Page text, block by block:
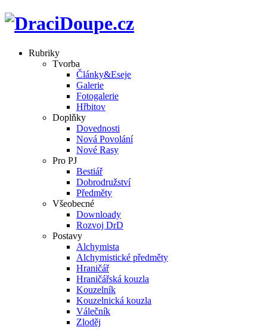
Rubriky
Tvorba
Články&Eseje
Galerie
Fotogalerie
Hřbitov
Doplňky
Dovednosti
Nová Povolání
Nové Rasy
Pro PJ
Bestiář
Dobrodružství
Předměty
Všeobecné
Downloady
Rozvoj DrD
Postavy
Alchymista
Alchymistické předměty
Hraničář
Hraničářská kouzla
Kouzelník
Kouzelnická kouzla
Válečník
Zloděj